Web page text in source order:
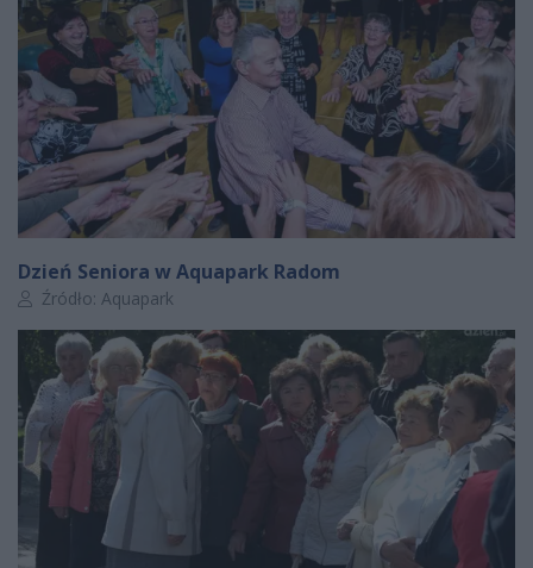
Dzień Seniora w Aquapark Radom
Autor artykułu:
Źródło: Aquapark